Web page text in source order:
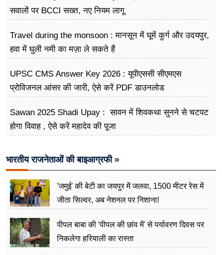
सवालों पर BCCI सख्त, नए नियम लागू
Travel during the monsoon : मानसून में घूमें कुर्ग और उदयपुर,
हवा में घुली नमी का मज़ा ले सकते हैं
UPSC CMS Answer Key 2026 : यूपीएससी सीएमएस
प्रोविजनल आंसर की जारी, ऐसे करें PDF डाउनलोड
Sawan 2025 Shadi Upay : सावन में शिवकथा सुनने से चटपट
होगा विवाह , ऐसे करें महादेव की पूजा
भारतीय राजनेताओं की बाइआग्रफी »
'जमुई' की बेटी का जयपुर में जलवा, 1500 मीटर रेस में
जीता सिल्वर, अब नेशनल पर निशाना!
पीपल बाबा की 'पीपल की छांव में' से पर्यावरण दिवस पर
निकलेगा हरियाली का रास्ता